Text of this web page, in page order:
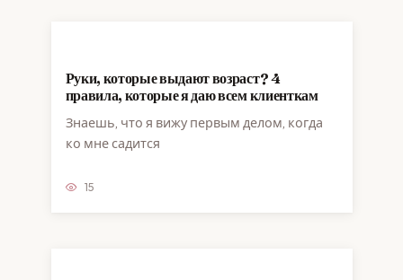
Руки, которые выдают возраст? 4
правила, которые я даю всем клиенткам
Знаешь, что я вижу первым делом, когда
ко мне садится
15